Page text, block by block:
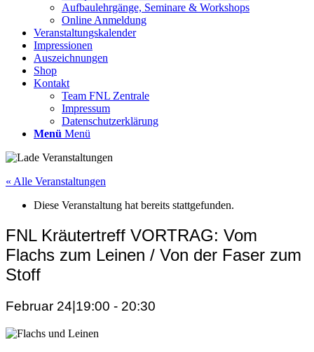
Aufbaulehrgänge, Seminare & Workshops
Online Anmeldung
Veranstaltungskalender
Impressionen
Auszeichnungen
Shop
Kontakt
Team FNL Zentrale
Impressum
Datenschutzerklärung
Menü Menü
« Alle Veranstaltungen
Diese Veranstaltung hat bereits stattgefunden.
FNL Kräutertreff VORTRAG: Vom
Flachs zum Leinen / Von der Faser zum
Stoff
Februar 24|19:00 - 20:30